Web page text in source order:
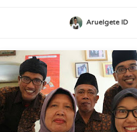
Aruelgete ID